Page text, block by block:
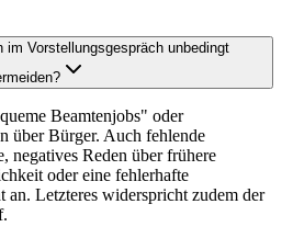
im Vorstellungsgespräch unbedingt
Beamtenjobs" oder
über Bürger. Auch fehlende
negatives Reden über frühere
oder eine fehlerhafte
an. Letzteres widerspricht zudem der